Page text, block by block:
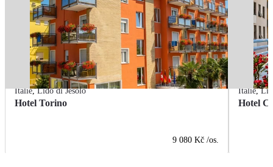
Itálie,Lido di Jesolo
Hotel Torino
9 080 Kč /os.
Itálie,
Hotel